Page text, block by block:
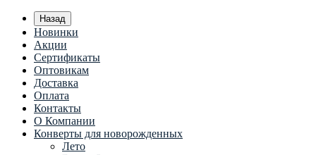
Назад
Новинки
Акции
Сертификаты
Оптовикам
Доставка
Оплата
Контакты
О Компании
Конверты для новорожденных
Лето